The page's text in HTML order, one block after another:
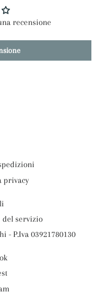
recensione
privacy
servizio
- P.Iva 03921780130